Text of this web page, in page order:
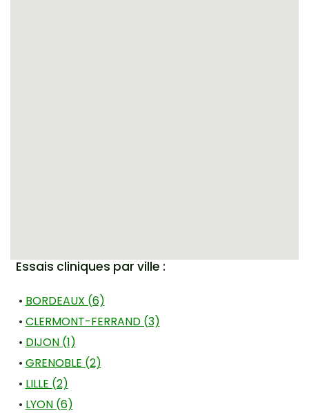
Essais cliniques par ville :
• BORDEAUX (6)
• CLERMONT-FERRAND (3)
• DIJON (1)
• GRENOBLE (2)
• LILLE (2)
• LYON (6)